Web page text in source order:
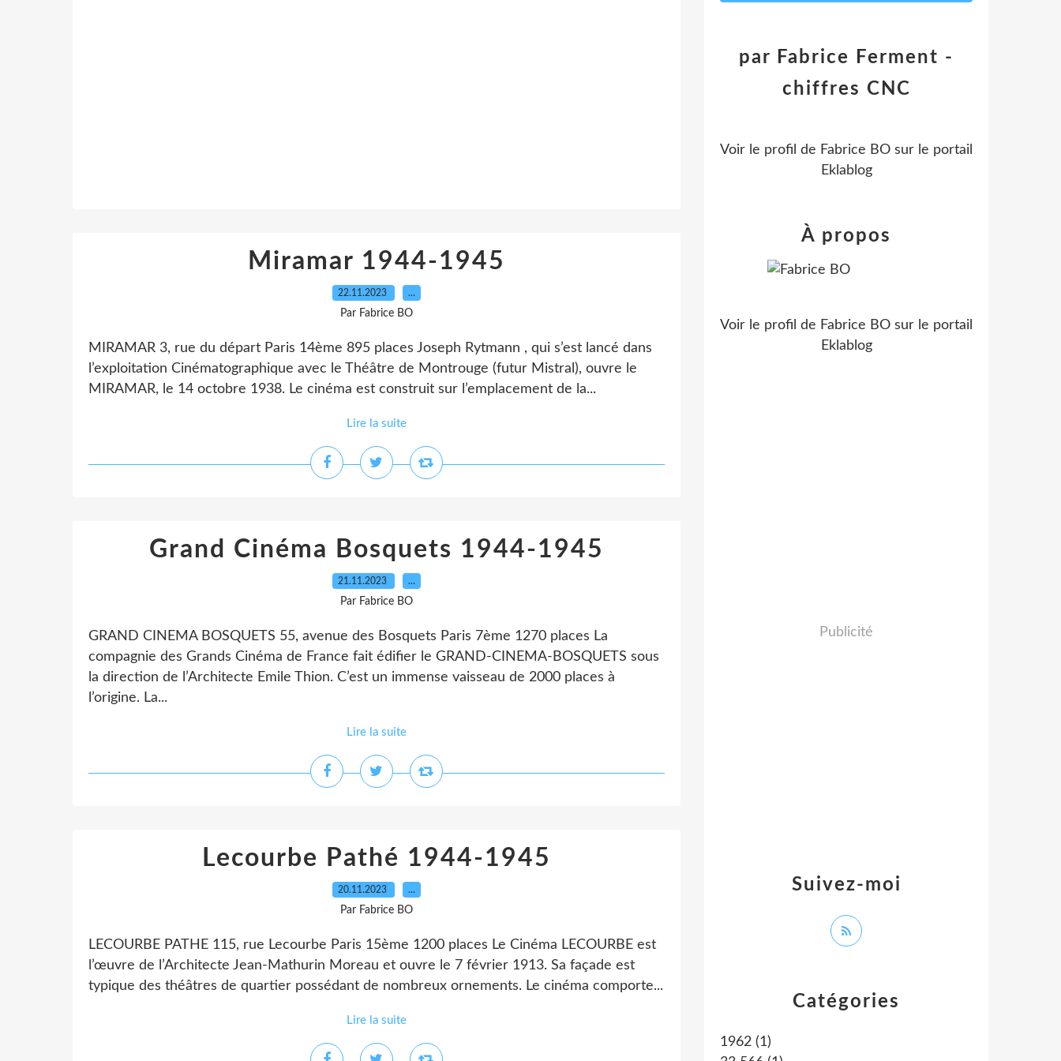
Miramar 1944-1945
22.11.2023 …
Par Fabrice BO
MIRAMAR 3, rue du départ Paris 14ème 895 places Joseph Rytmann , qui s’est lancé dans
l’exploitation Cinématographique avec le Théâtre de Montrouge (futur Mistral), ouvre le
MIRAMAR, le 14 octobre 1938. Le cinéma est construit sur l’emplacement de la...
Lire la suite
Grand Cinéma Bosquets 1944-1945
21.11.2023 …
Par Fabrice BO
GRAND CINEMA BOSQUETS 55, avenue des Bosquets Paris 7ème 1270 places La
compagnie des Grands Cinéma de France fait édifier le GRAND-CINEMA-BOSQUETS sous
la direction de l’Architecte Emile Thion. C’est un immense vaisseau de 2000 places à
l’origine. La...
Lire la suite
Lecourbe Pathé 1944-1945
20.11.2023 …
Par Fabrice BO
LECOURBE PATHE 115, rue Lecourbe Paris 15ème 1200 places Le Cinéma LECOURBE est
l’œuvre de l’Architecte Jean-Mathurin Moreau et ouvre le 7 février 1913. Sa façade est
typique des théâtres de quartier possédant de nombreux ornements. Le cinéma comporte...
Lire la suite
Catégories
1962 (1)
par Fabrice Ferment -
chiffres CNC
Voir le profil de Fabrice BO sur le portail
Eklablog
Suivez-moi
À propos
Voir le profil de Fabrice BO sur le portail
Eklablog
Publicité